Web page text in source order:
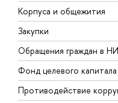
Корпуса и общежития
Закупки
Обращения граждан в
Фонд целевого капитала
Противодействие